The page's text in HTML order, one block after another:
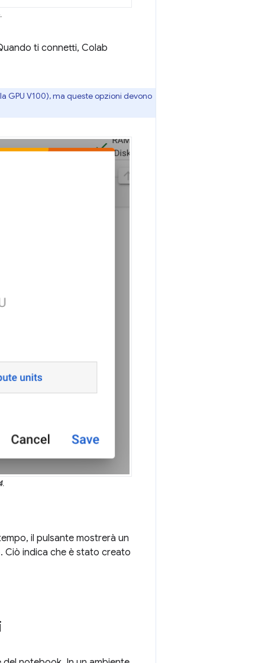
ti connetti, Colab
GPU V100), ma queste opzioni devono
.
il pulsante mostrerà un
Ciò indica che è stato creato